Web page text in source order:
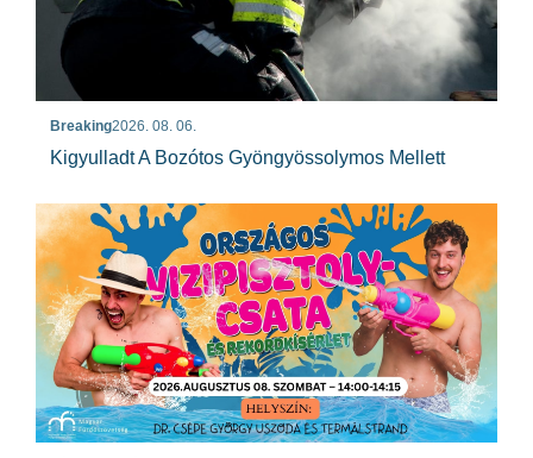
Breaking2026. 08. 06.
Kigyulladt A Bozótos Gyöngyössolymos Mellett